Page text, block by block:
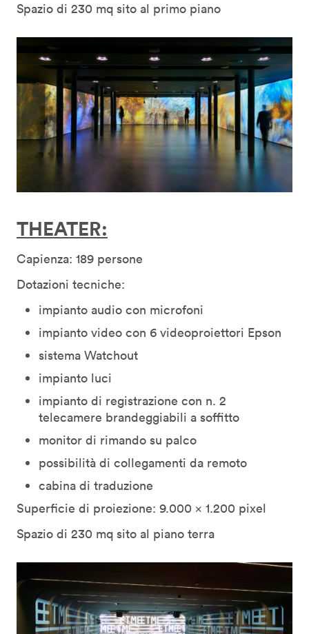
Spazio di 230 mq sito al primo piano
THEATER:
Capienza: 189 persone
Dotazioni tecniche:
impianto audio con microfoni
impianto video con 6 videoproiettori Epson
sistema Watchout
impianto luci
impianto di registrazione con n. 2
telecamere brandeggiabili a soffitto
monitor di rimando su palco
possibilità di collegamenti da remoto
cabina di traduzione
Superficie di proiezione: 9.000 x 1.200 pixel
Spazio di 230 mq sito al piano terra